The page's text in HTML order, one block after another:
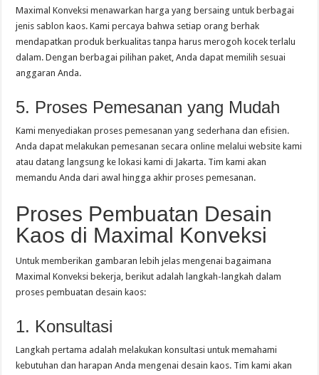
Maximal Konveksi menawarkan harga yang bersaing untuk berbagai
jenis sablon kaos. Kami percaya bahwa setiap orang berhak
mendapatkan produk berkualitas tanpa harus merogoh kocek terlalu
dalam. Dengan berbagai pilihan paket, Anda dapat memilih sesuai
anggaran Anda.
5. Proses Pemesanan yang Mudah
Kami menyediakan proses pemesanan yang sederhana dan efisien.
Anda dapat melakukan pemesanan secara online melalui website kami
atau datang langsung ke lokasi kami di Jakarta. Tim kami akan
memandu Anda dari awal hingga akhir proses pemesanan.
Proses Pembuatan Desain
Kaos di Maximal Konveksi
Untuk memberikan gambaran lebih jelas mengenai bagaimana
Maximal Konveksi bekerja, berikut adalah langkah-langkah dalam
proses pembuatan desain kaos:
1. Konsultasi
Langkah pertama adalah melakukan konsultasi untuk memahami
kebutuhan dan harapan Anda mengenai desain kaos. Tim kami akan